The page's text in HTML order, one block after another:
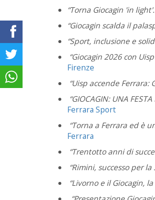
“Torna Giocagin 'in
“Giocagin scalda il
“Sport, inclusione e
“Giocagin 2026 con
Firenze
“Uisp accende Ferrara:
“GIOCAGIN: UNA
Ferrara Sport
“Torna a Ferrara ed è
Ferrara
“Trentotto anni di
“Rimini, successo per
“Livorno e il Giocagin,